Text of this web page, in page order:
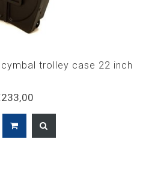
cymbal trolley case 22 inch